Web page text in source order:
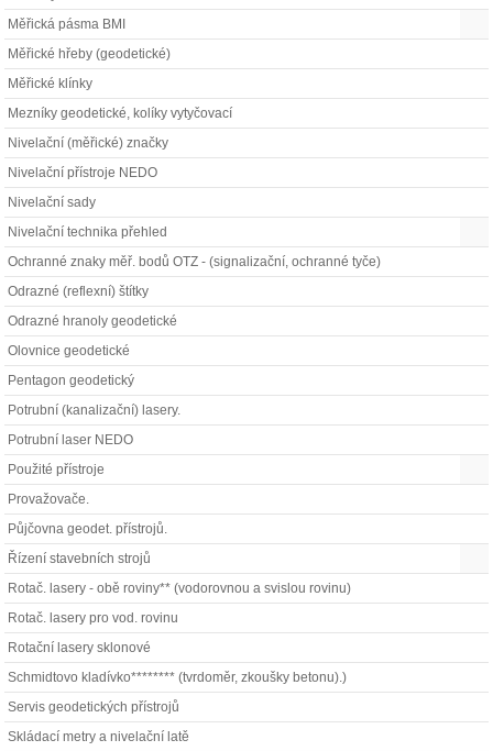
Měřická pásma BMI
Měřické hřeby (geodetické)
Měřické klínky
Mezníky geodetické, kolíky vytyčovací
Nivelační (měřické) značky
Nivelační přístroje NEDO
Nivelační sady
Nivelační technika přehled
Ochranné znaky měř. bodů OTZ - (signalizační, ochranné tyče)
Odrazné (reflexní) štítky
Odrazné hranoly geodetické
Olovnice geodetické
Pentagon geodetický
Potrubní (kanalizační) lasery.
Potrubní laser NEDO
Použité přístroje
Provažovače.
Půjčovna geodet. přístrojů.
Řízení stavebních strojů
Rotač. lasery - obě roviny** (vodorovnou a svislou rovinu)
Rotač. lasery pro vod. rovinu
Rotační lasery sklonové
Schmidtovo kladívko******** (tvrdoměr, zkoušky betonu).)
Servis geodetických přístrojů
Skládací metry a nivelační latě